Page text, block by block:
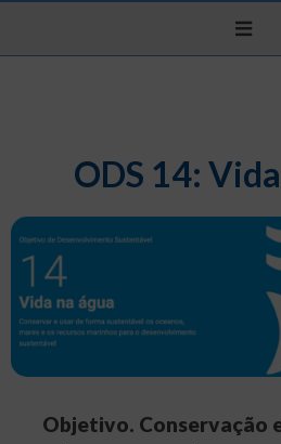
ODS 14:
Objetivo. Conservação